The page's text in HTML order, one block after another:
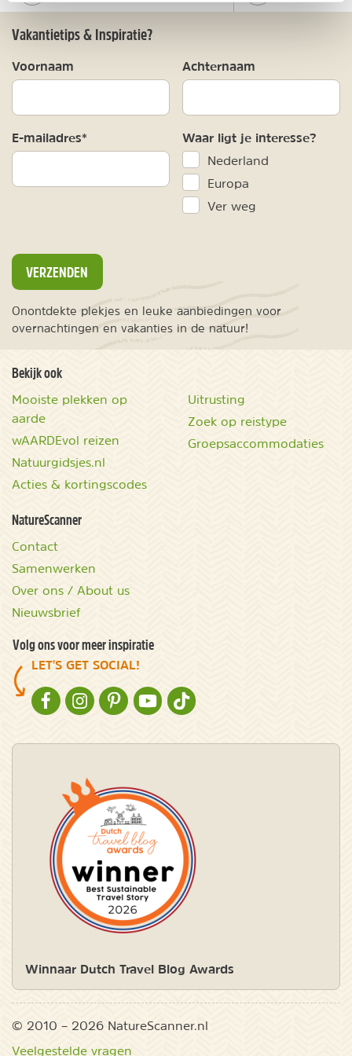
Vakantietips & Inspiratie?
Voornaam Achternaam
E-mailadres* Waar ligt je interesse?
Nederland
Europa
Ver weg
VERZENDEN
Onontdekte plekjes en leuke aanbiedingen voor
overnachtingen en vakanties in de natuur!
Bekijk ook
Mooiste plekken op
aarde
wAARDEvol reizen
Natuurgidsjes.nl
Acties & kortingscodes
Uitrusting
Zoek op reistype
Groepsaccommodaties
NatureScanner
Contact
Samenwerken
Over ons / About us
Nieuwsbrief
Volg ons voor meer inspiratie
LET'S GET SOCIAL!
NATURESCANNER OP FACEBOOK
NATURESCANNER OP INSTAGRAM
NATURESCANNER OP PINTEREST
NATURESCANNER OP YOUTUBE
NATURESCANNER OP TIKTOK
Winnaar Dutch Travel Blog Awards
© 2010 – 2026 NatureScanner.nl
Veelgestelde vragen